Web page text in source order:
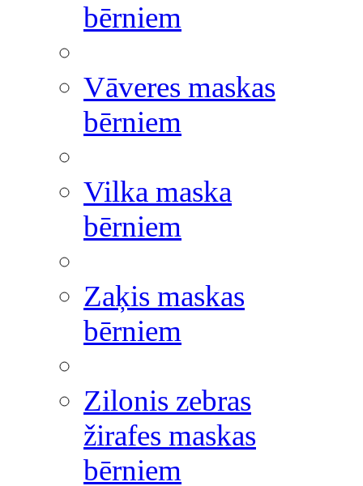
bērniem
Vāveres maskas
bērniem
Vilka maska
bērniem
Zaķis maskas
bērniem
Zilonis zebras
žirafes maskas
bērniem